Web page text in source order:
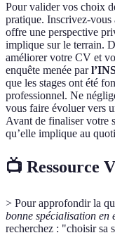
Pour valider vos choix
pratique. Inscrivez-vous
offre une perspective
implique sur le terrain.
améliorer votre CV et
enquête menée par
que les stages ont été
professionnel. Ne
vous faire évoluer vers
Avant de finaliser votre
qu’elle implique au
📺 Ressource
> Pour approfondir la
bonne spécialisation en
recherchez : "choisir sa